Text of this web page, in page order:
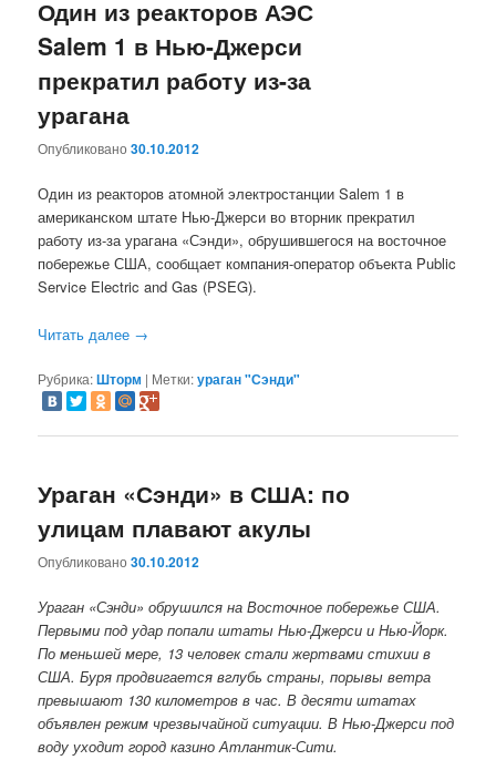
Один из реакторов АЭС
Salem 1 в Нью-Джерси
прекратил работу из-за
урагана
Опубликовано30.10.2012
Один из реакторов атомной электростанции Salem 1 в
американском штате Нью-Джерси во вторник прекратил
работу из-за урагана «Сэнди», обрушившегося на восточное
побережье США, сообщает компания-оператор объекта Public
Service Electric and Gas (PSEG).
Читать далее →
Рубрика:Шторм | Метки:ураган "Сэнди"
Ураган «Сэнди» в США: по
улицам плавают акулы
Опубликовано30.10.2012
Ураган «Сэнди» обрушился на Восточное побережье США.
Первыми под удар попали штаты Нью-Джерси и Нью-Йорк.
По меньшей мере, 13 человек стали жертвами стихии в
США. Буря продвигается вглубь страны, порывы ветра
превышают 130 километров в час. В десяти штатах
объявлен режим чрезвычайной ситуации. В Нью-Джерси под
воду уходит город казино Атлантик-Сити.